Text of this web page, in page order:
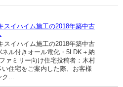
スイハイム施工の2018年築中古
スイハイム施工の2018年築中古
ネル付きオール電化・5LDK＋納
ァミリー向け住宅投稿者：木村
住宅をご案内した際、お客様
...